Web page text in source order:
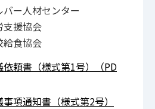
ー人材センター
支援協会
給食協会
頼書（様式第1号）（PD
項通知書（様式第2号）